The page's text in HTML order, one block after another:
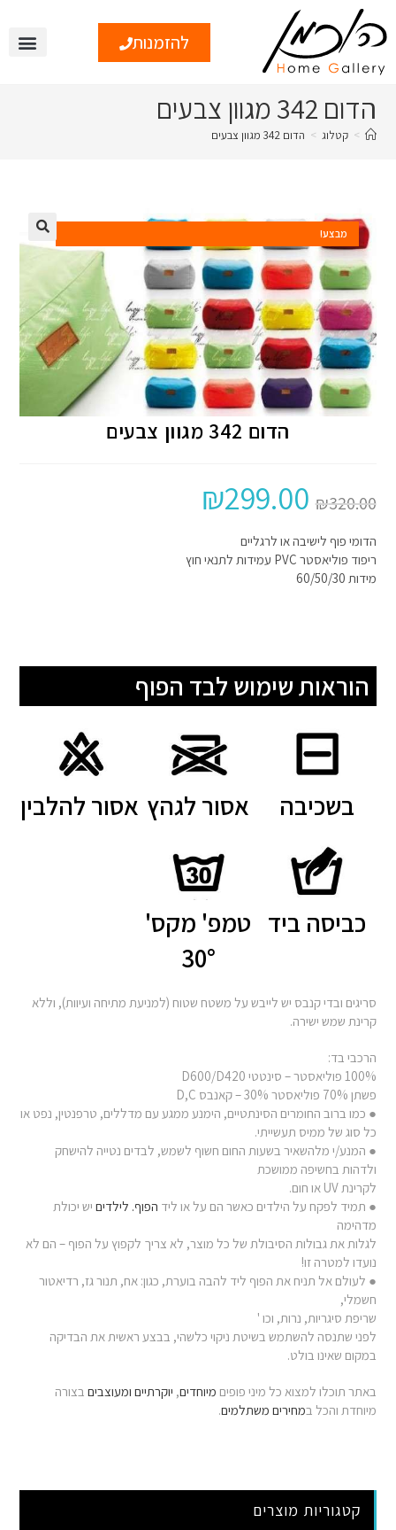
להזמנות
הדום 342 מגוון צבעים
> קטלוג > הדום 342 מגוון צבעים
מבצע!
🔍
הדום 342 מגוון צבעים
₪320.00
₪299.00
הדומי פוף לישיבה או לרגליים
ריפוד פוליאסטר PVC עמידות לתנאי חוץ
מידות 60/50/30
הוראות שימוש לבד הפוף
בשכיבה אסור לגהץ אסור להלבין
כביסה ביד טמפ' מקס'
30°
סריגים ובדי קנבס יש לייבש על משטח שטוח (למניעת מתיחה ועיוות), וללא
קרינת שמש ישירה.
הרכבי בד:
100% פוליאסטר – סינטטי D600/D420
פשתן 70% פוליאסטר 30% – קאנבס D,C
● כמו ברוב החומרים הסינתטיים, הימנע ממגע עם מדללים, טרפנטין, נפט או
כל סוג של ממיס תעשייתי.
● המנע/י מלהשאיר בשעות החום חשוף לשמש, לבדים נטייה להישחק
ולדהות בחשיפה ממושכת
לקרינת UV או חום.
● תמיד לפקח על הילדים כאשר הם על או ליד הפוף. לילדים יש יכולת
מדהימה
לגלות את גבולות הסיבולת של כל מוצר, לא צריך לקפוץ על הפוף – הם לא
נועדו למטרה זו!
● לעולם אל תניח את הפוף ליד להבה בוערת, כגון: אח, תנור גז, רדיאטור
חשמלי,
שריפת סיגריות, נרות, וכו '
לפני שתנסה להשתמש בשיטת ניקוי כלשהי, בבצע ראשית את הבדיקה
במקום שאינו בולט.
באתר תוכלו למצוא כל מיני פופים מיוחדים, יוקרתיים ומעוצבים בצורה
מיוחדת והכל במחירים משתלמים.
קטגוריות מוצרים